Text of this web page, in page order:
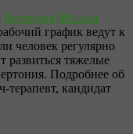
Вечерняя Москва
график ведут к
человек регулярно
развиться тяжелые
Подробнее об
терапевт, кандидат